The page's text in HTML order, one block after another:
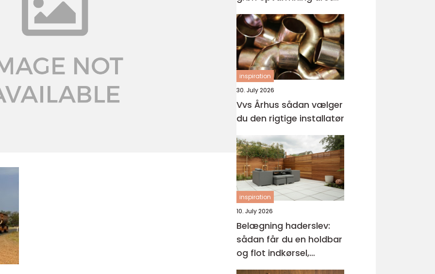
rundt
inspiration
30. July 2026
Vvs Århus sådan vælger
du den rigtige installatør
inspiration
10. July 2026
Belægning haderslev:
sådan får du en holdbar
og flot indkørsel,
terrasse og gårdsplads